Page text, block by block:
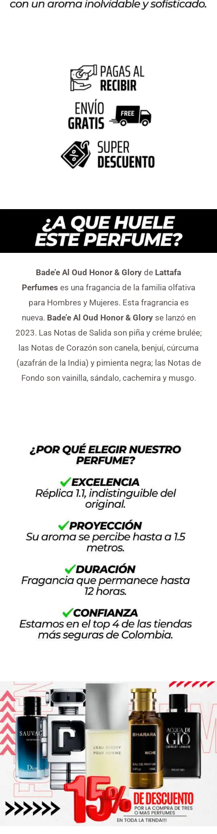
Bade’e Al Oud Honor & Glory de Lattafa
Perfumes es una fragancia de la familia olfativa
para Hombres y Mujeres. Esta fragrancia es
nueva. Bade’e Al Oud Honor & Gloryse lanzó en
2023. Las Notas de Salida son piña y créme brulée;
las Notas de Corazón son canela, benjuí, cúrcuma
(azafrán de la India) y pimienta negra; las Notas de
Fondo son vainilla, sándalo, cachemira y musgo.